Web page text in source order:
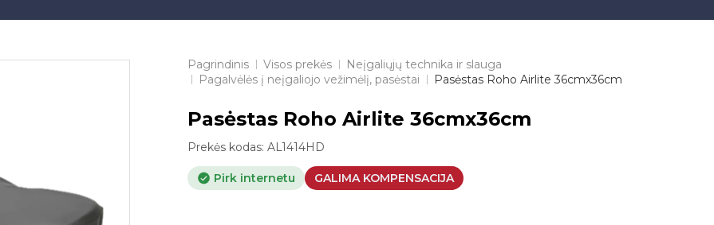
Pagrindinis Visos prekės
Neįgaliųjų technika ir slauga
Pagalvėlės į neįgaliojo vežimėlį, pasėstai
Pasėstas Roho Airlite 36cmx36cm
Pasėstas Roho Airlite 36cmx36cm
Prekės kodas:AL1414HD
Pirk internetu GALIMA KOMPENSACIJA